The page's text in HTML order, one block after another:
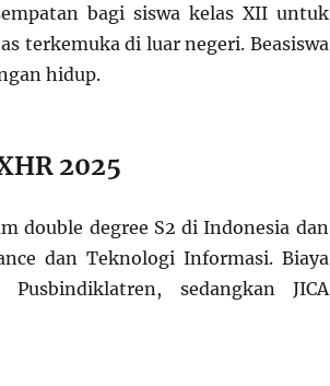
bagi siswa kelas XII untuk
terkemuka di luar negeri. Beasiswa
hidup.
2025
double degree S2 di Indonesia dan
dan Teknologi Informasi. Biaya
sedangkan JICA